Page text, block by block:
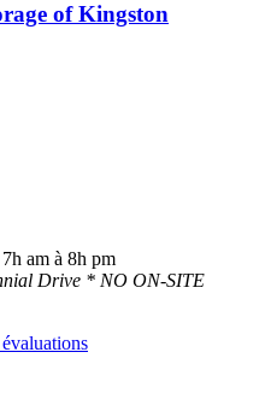
of Kingston
am à 8h pm
Drive * NO ON-SITE